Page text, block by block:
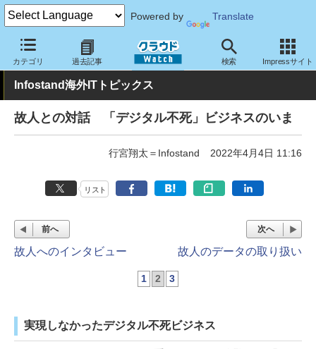
Powered by Translate
カテゴリ 過去記事 検索 Impressサイト
クラウド Watch トピック 業界動向
Infostand海外ITトピックス
故人との対話 「デジタル不死」ビジネスのいま
行宮翔太＝Infostand 2022年4月4日 11:16
リスト
前へ
故人へのインタビュー
次へ
故人のデータの取り扱い
1 2 3
実現しなかったデジタル不死ビジネス